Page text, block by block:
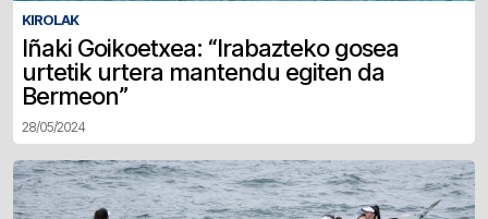
KIROLAK
Iñaki Goikoetxea: “Irabazteko gosea
urtetik urtera mantendu egiten da
Bermeon”
28/05/2024